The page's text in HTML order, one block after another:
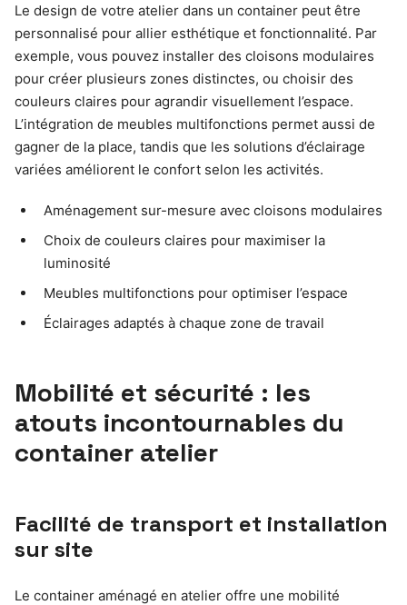
Le design de votre atelier dans un container peut être
personnalisé pour allier esthétique et fonctionnalité. Par
exemple, vous pouvez installer des cloisons modulaires
pour créer plusieurs zones distinctes, ou choisir des
couleurs claires pour agrandir visuellement l’espace.
L’intégration de meubles multifonctions permet aussi de
gagner de la place, tandis que les solutions d’éclairage
variées améliorent le confort selon les activités.
Aménagement sur-mesure avec cloisons modulaires
Choix de couleurs claires pour maximiser la
luminosité
Meubles multifonctions pour optimiser l’espace
Éclairages adaptés à chaque zone de travail
Mobilité et sécurité : les
atouts incontournables du
container atelier
Facilité de transport et installation
sur site
Le container aménagé en atelier offre une mobilité